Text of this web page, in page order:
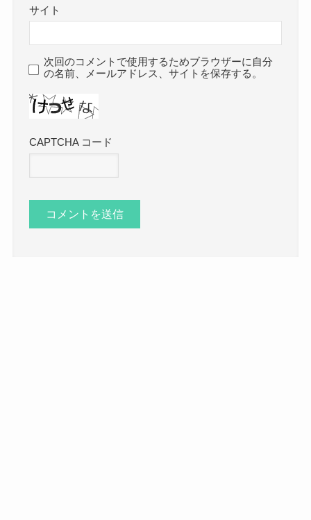
サイト
次回のコメントで使用するためブラウザーに自分
の名前、メールアドレス、サイトを保存する。
CAPTCHA コード